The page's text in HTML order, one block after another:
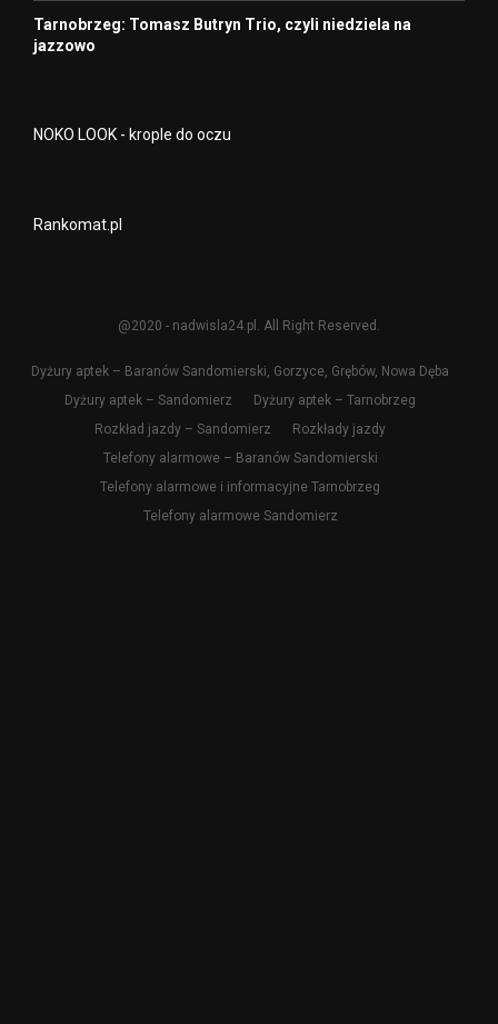
Tarnobrzeg: Tomasz Butryn Trio, czyli niedziela na
jazzowo
NOKO LOOK - krople do oczu
Rankomat.pl
@2020 - nadwisla24.pl. All Right Reserved.
Dyżury aptek – Baranów Sandomierski, Gorzyce, Grębów, Nowa Dęba
Dyżury aptek – Sandomierz
Dyżury aptek – Tarnobrzeg
Rozkład jazdy – Sandomierz
Rozkłady jazdy
Telefony alarmowe – Baranów Sandomierski
Telefony alarmowe i informacyjne Tarnobrzeg
Telefony alarmowe Sandomierz